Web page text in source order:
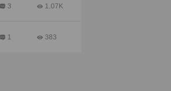
3 1.07K
1 383